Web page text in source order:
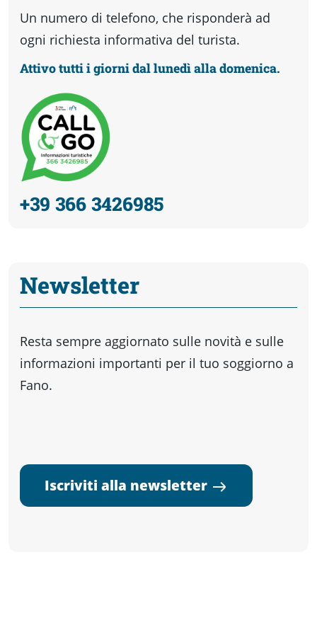
Un numero di telefono, che risponderà ad
ogni richiesta informativa del turista.
Attivo tutti i giorni dal lunedì alla domenica.
+39 366 3426985
Newsletter
Resta sempre aggiornato sulle novità e sulle
informazioni importanti per il tuo soggiorno a
Fano.
Iscriviti alla newsletter